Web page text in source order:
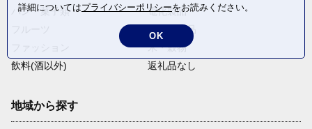
パン・菓子類
電化製品
卵・乳製品
米・穀物
飲料(酒以外)
返礼品なし
地域から探す
詳細についてはプライバシーポリシーをお読みください。
OK